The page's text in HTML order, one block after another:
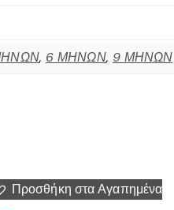
, 6 ΜΗΝΩΝ, 9 ΜΗΝΩΝ
Προσθήκη στα Αγαπημένα